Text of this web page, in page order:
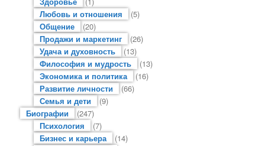
Любовь и отношения
(5)
Общение
(20)
Продажи и маркетинг
(26)
Удача и духовность
(13)
Философия и мудрость
(13)
Экономика и политика
(16)
Развитие личности
(66)
Семья и дети
(9)
Биографии
(247)
Психология
(7)
Бизнес и карьера
(14)